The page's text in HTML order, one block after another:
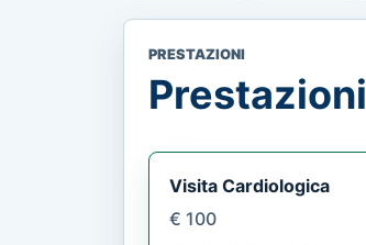
PRESTAZIONI
Prestazioni
Visita Cardiologica
€ 100